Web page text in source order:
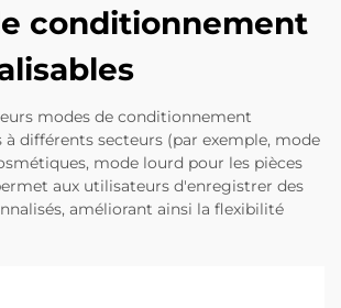
conditionnement
modes de conditionnement
à différents secteurs (par exemple, mode
mode lourd pour les pièces
aux utilisateurs d'enregistrer des
améliorant ainsi la flexibilité